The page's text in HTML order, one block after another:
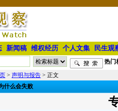
新闻稿 维权经历 个人文集 民生观
热门
> 声明与报告 > 正文
什么会失败